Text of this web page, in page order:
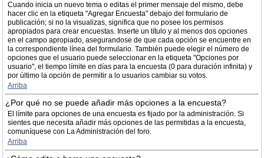
Cuando inicia un nuevo tema o editas el primer mensaje del mismo, debe
hacer clic en la etiqueta "Agregar Encuesta" debajo del formulario de
publicación; si no la visualizas, significa que no posee los permisos
apropiados para crear encuestas. Inserte un título y al menos dos opciones
en el campo apropiado, asegurandose de que cada opción se encuentre en
la correspondiente línea del formulario. También puede elegir el número de
opciones que el usuario puede seleccionar en la etiqueta "Opciones por
usuario", el tiempo límite en días para la encuesta (0 para duración infinita) y
por último la opción de permitir a lo usuarios cambiar su votos.
Arriba
¿Por qué no se puede añadir más opciones a la encuesta?
El límite para opciones de una encuesta es fijado por la administración. Si
sientes que necesita añadir más opciones de las permitidas a la encuesta,
comuníquese con La Administración del foro.
Arriba